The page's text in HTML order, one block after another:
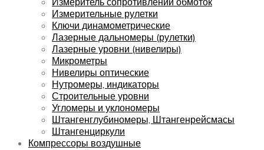
Измерительные рулетки
Ключи динамометрические
Лазерные дальномеры (рулетки)
Лазерные уровни (нивелиры)
Микрометры
Нивелиры оптические
Нутромеры, индикаторы
Строительные уровни
Угломеры и уклономеры
Штангенглубиномеры, Штангенрейсмасы
Штангенциркули
Компрессоры воздушные